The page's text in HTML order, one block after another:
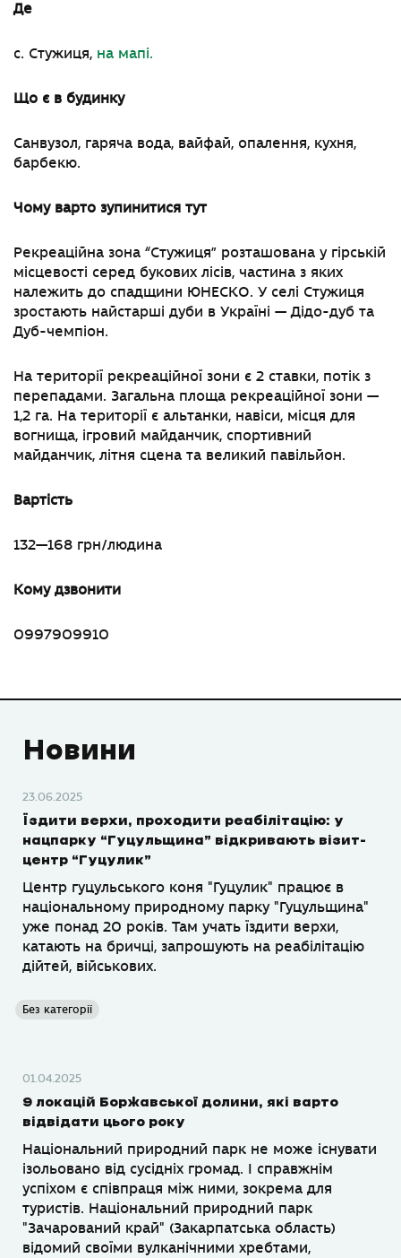
Де
с. Стужиця, на мапі.
Що є в будинку
Санвузол, гаряча вода, вайфай, опалення, кухня,
барбекю.
Чому варто зупинитися тут
Рекреаційна зона “Стужиця” розташована у гірській
місцевості серед букових лісів, частина з яких
належить до спадщини ЮНЕСКО. У селі Стужиця
зростають найстарші дуби в Україні — Дідо-дуб та
Дуб-чемпіон.
На території рекреаційної зони є 2 ставки, потік з
перепадами. Загальна площа рекреаційної зони —
1,2 га. На території є альтанки, навіси, місця для
вогнища, ігровий майданчик, спортивний
майданчик, літня сцена та великий павільйон.
Вартість
132—168 грн/людина
Кому дзвонити
0997909910
Новини
23.06.2025
Їздити верхи, проходити реабілітацію: у
нацпарку “Гуцульщина” відкривають візит-
центр “Гуцулик”
Центр гуцульського коня "Гуцулик" працює в
національному природному парку "Гуцульщина"
уже понад 20 років. Там учать їздити верхи,
катають на бричці, запрошують на реабілітацію
дійтей, військових.
Без категорії
01.04.2025
9 локацій Боржавської долини, які варто
відвідати цього року
Національний природний парк не може існувати
ізольовано від сусідніх громад. І справжнім
успіхом є співпраця між ними, зокрема для
туристів. Національний природний парк
"Зачарований край" (Закарпатська область)
відомий своїми вулканічними хребтами,